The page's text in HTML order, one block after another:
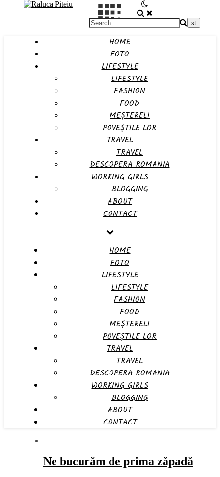
HOME
FOTO
LIFESTYLE
LIFESTYLE
FASHION
FOOD
MEȘTERELI
POVEȘTILE LOR
TRAVEL
TRAVEL
DESCOPERA ROMANIA
WORKING GIRLS
BLOGGING
ABOUT
CONTACT
HOME
FOTO
LIFESTYLE
LIFESTYLE
FASHION
FOOD
MEȘTERELI
POVEȘTILE LOR
TRAVEL
TRAVEL
DESCOPERA ROMANIA
WORKING GIRLS
BLOGGING
ABOUT
CONTACT
Ne bucurăm de prima zăpadă